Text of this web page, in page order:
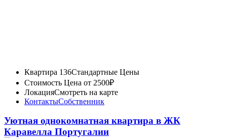
Квартира 136Стандартные Цены
Стоимость Цена от 2500₽
ЛокацияСмотреть на карте
КонтактыСобственник
Уютная однокомнатная квартира в ЖК
Каравелла Португалии